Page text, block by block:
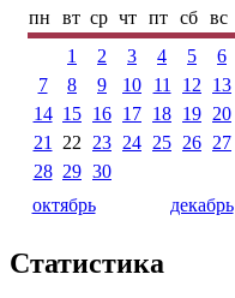
пн
вт ср чт пт сб
вс
1
2 3 4 5
6
7
8 9 10 11 12
13
14 15 16 17 18 19 20
21
22 23 24 25 26 27
28 29 30
октябрь
декабрь
Статистика